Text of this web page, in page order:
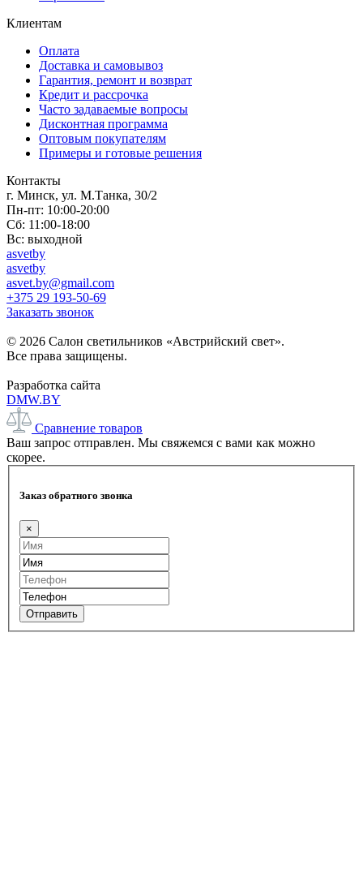
Клиентам
Оплата
Доставка и самовывоз
Гарантия, ремонт и возврат
Кредит и рассрочка
Часто задаваемые вопросы
Дисконтная программа
Оптовым покупателям
Примеры и готовые решения
Контакты
г. Минск, ул. М.Танка, 30/2
Пн-пт: 10:00-20:00
Сб: 11:00-18:00
Вс: выходной
asvetby
asvetby
asvet.by@gmail.com
+375 29 193-50-69
Заказать звонок
© 2026 Салон светильников «Австрийский свет».
Все права защищены.
Разработка сайта
DMW.BY
Сравнение товаров
Ваш запрос отправлен. Мы свяжемся с вами как можно
скорее.
Заказ обратного звонка
×
Отправить